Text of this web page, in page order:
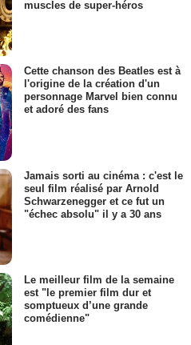
muscles de super-héros
Cette chanson des Beatles est à
l'origine de la création d'un
personnage Marvel bien connu
et adoré des fans
Jamais sorti au cinéma : c'est le
seul film réalisé par Arnold
Schwarzenegger et ce fut un
"échec absolu" il y a 30 ans
Le meilleur film de la semaine
est "le premier film dur et
somptueux d’une grande
comédienne"